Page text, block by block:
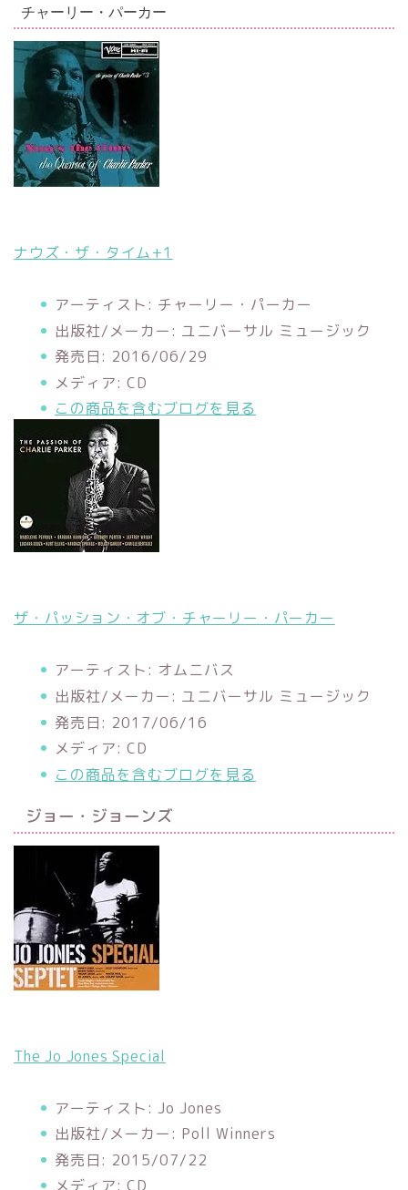
チャーリー・パーカー
ナウズ・ザ・タイム+1
アーティスト: チャーリー・パーカー
出版社/メーカー: ユニバーサル ミュージック
発売日: 2016/06/29
メディア: CD
この商品を含むブログを見る
ザ・パッション・オブ・チャーリー・パーカー
アーティスト: オムニバス
出版社/メーカー: ユニバーサル ミュージック
発売日: 2017/06/16
メディア: CD
この商品を含むブログを見る
ジョー・ジョーンズ
The Jo Jones Special
アーティスト: Jo Jones
出版社/メーカー: Poll Winners
発売日: 2015/07/22
メディア: CD